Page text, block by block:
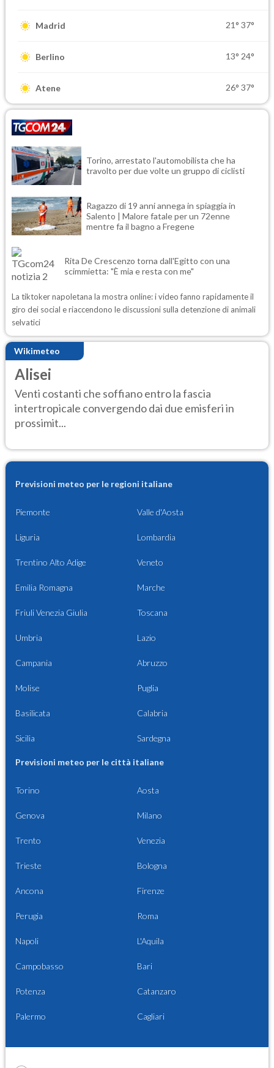
Madrid 21° 37°
Berlino 13° 24°
Atene 26° 37°
Torino, arrestato l'automobilista che ha
travolto per due volte un gruppo di ciclisti
Ragazzo di 19 anni annega in spiaggia in
Salento | Malore fatale per un 72enne
mentre fa il bagno a Fregene
Rita De Crescenzo torna dall'Egitto con una
scimmietta: "È mia e resta con me"
La tiktoker napoletana la mostra online: i video fanno rapidamente il
giro dei social e riaccendono le discussioni sulla detenzione di animali
selvatici
Wikimeteo
Alisei
Venti costanti che soffiano entro la fascia
intertropicale convergendo dai due emisferi in
prossimit...
Previsioni meteo per le regioni italiane
Piemonte Valle d'Aosta
Liguria Lombardia
Trentino Alto Adige Veneto
Emilia Romagna Marche
Friuli Venezia Giulia Toscana
Umbria Lazio
Campania Abruzzo
Molise Puglia
Basilicata Calabria
Sicilia Sardegna
Previsioni meteo per le città italiane
Torino Aosta
Genova Milano
Trento Venezia
Trieste Bologna
Ancona Firenze
Perugia Roma
Napoli L'Aquila
Campobasso Bari
Potenza Catanzaro
Palermo Cagliari